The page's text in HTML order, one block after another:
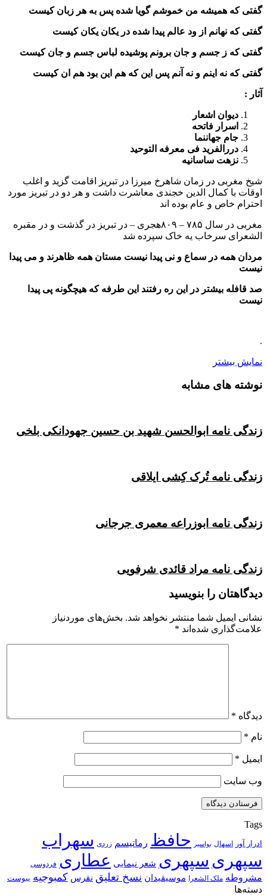
گفتی که همیشه من خموشم گویا شده پس به هر زبان کیست
گفتی که نهانم از ود عالم پیدا شده در یکان یکان کیست
گفتی که ز جسم و جان برونم پوشیده لباس جسم و جان کیست
گفتی که نه اینم و نه آنم پس این که هم این بود هم ان کیست
آثار :
دیوان اشعار
اسرار فاتحه
جام جهاننما
دررالفرید فی معرفه التوحید
نزهت ساسانیه
شیخ مغربی در زمان شاهرخ میرزا در تبریز اقامت گزید و اغلب
اوقات با کمال الدین خجندی معاشرت داشت و هر دو در تبریز مورد
احترام خاص و عام بوده اند
مغربی در سال ۷۸۵ – ۸۰۹هجری – در تبریز در گذشت و در مقبره
الشعرای سرخاب یه خاک سپرده شد
مردان همه در سماع و نی پیدا نیست مستان همه ظاهرند و می پیدا
نیست
صد قافله بیشتر در این ره رفتند این طرفه که هیچگونه پی پیدا
نیست
.
نمایش بیشتر
نوشته های مشابه
زندگی نامه ابوالحسن شهید بن حسین جهودانکی بلخی
زندگی نامه تُرک کِشی ایلاقی
زندگی نامه ابوزراعه معمری جرجانی
زندگی نامه مراد قائدی شرفویی
دیدگاهتان را بنویسید
نشانی ایمیل شما منتشر نخواهد شد. بخش‌های موردنیاز
علامت‌گذاری شده‌اند *
دیدگاه *
نام *
ایمیل *
وب‌ سایت
Tags
ادرار آور اسهال بواسیر حافظ رماتیسم زردی سهراب
سپهری سپهری شعر نیمایی عطاری فردوسی
مشروطه ملک الشعرا موسیقیدان نسخ تعلیق نقرس کمبوجیه یبوست
دسته‌ها